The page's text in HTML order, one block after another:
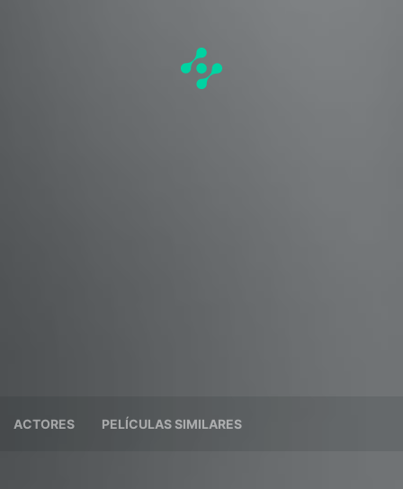
ACTORES PELÍCULAS SIMILARES